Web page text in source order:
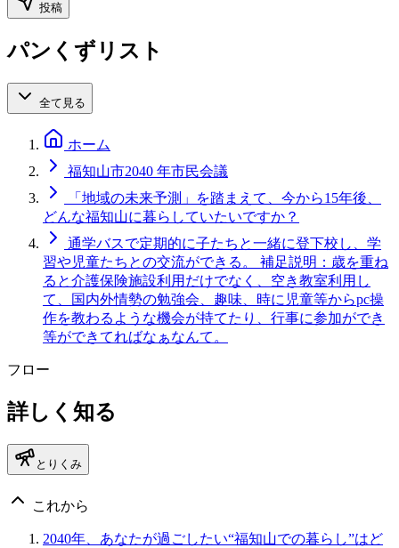
投稿
パンくずリスト
全て見る
ホーム
福知山市2040 年市民会議
「地域の未来予測」を踏まえて、今から15年後、
どんな福知山に暮らしていたいですか？
通学バスで定期的に子たちと一緒に登下校し、学
習や児童たちとの交流ができる。 補足説明：歳を重ね
ると介護保険施設利用だけでなく、空き教室利用し
て、国内外情勢の勉強会、趣味、時に児童等からpc操
作を教わるような機会が持てたり、行事に参加ができ
等ができてればなぁなんて。
フロー
詳しく知る
とりくみ
これから
2040年、あなたが過ごしたい“福知山での暮らし”はど